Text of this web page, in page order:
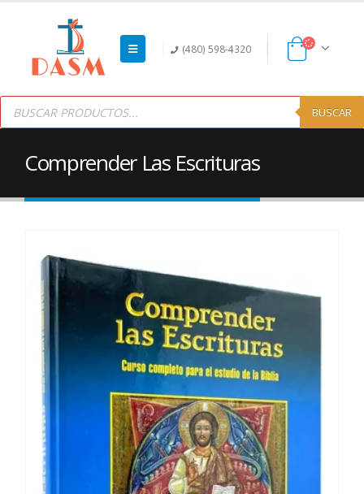
(480) 598-4320
Products
search BUSCAR
Comprender Las Escrituras